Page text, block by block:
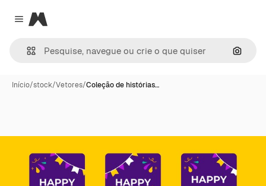
Close menu
Magnific
Início/stock/Vetores/Coleção de histórias…